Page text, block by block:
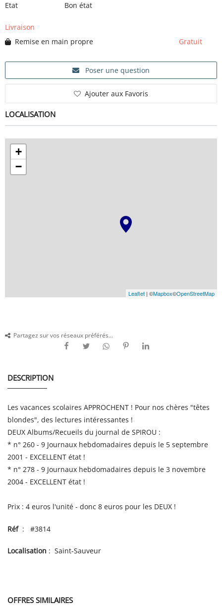
Etat Bon état
Livraison
Remise en main propre
Gratuit
Poser une question
Ajouter aux Favoris
LOCALISATION
+
−
Leaflet | ©Mapbox©OpenStreetMap
Partagez sur vos réseaux préférés...
DESCRIPTION
Les vacances scolaires APPROCHENT ! Pour nos chères "têtes
blondes", des lectures intéressantes !
DEUX Albums/Recueils du journal de SPIROU :
* n° 260 - 9 Journaux hebdomadaires depuis le 5 septembre
2001 - EXCELLENT état !
* n° 278 - 9 Journaux hebdomadaires depuis le 3 novembre
2004 - EXCELLENT état !
Prix : 4 euros l'unité - donc 8 euros pour les DEUX !
Réf: #3814
Localisation : Saint-Sauveur
OFFRES SIMILAIRES